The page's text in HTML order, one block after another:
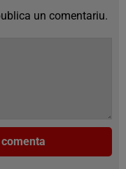
un comentariu.